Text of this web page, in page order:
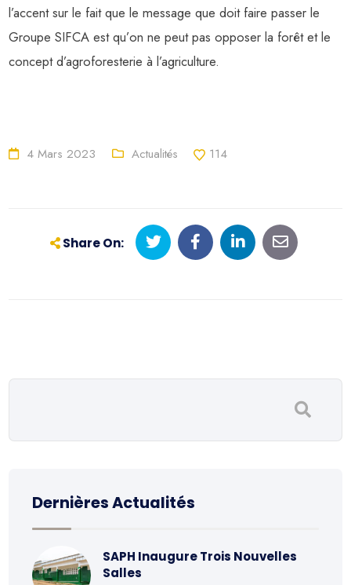
l’accent sur le fait que le message que doit faire passer le
Groupe SIFCA est qu’on ne peut pas opposer la forêt et le
concept d’agroforesterie à l’agriculture.
4 Mars 2023 Actualités 114
Share On:
Dernières Actualités
SAPH Inaugure Trois Nouvelles
Salles